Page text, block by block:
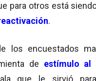
para otros está
.
los encuestados
de estímulo al
que le sirvió